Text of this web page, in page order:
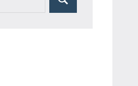
Ara